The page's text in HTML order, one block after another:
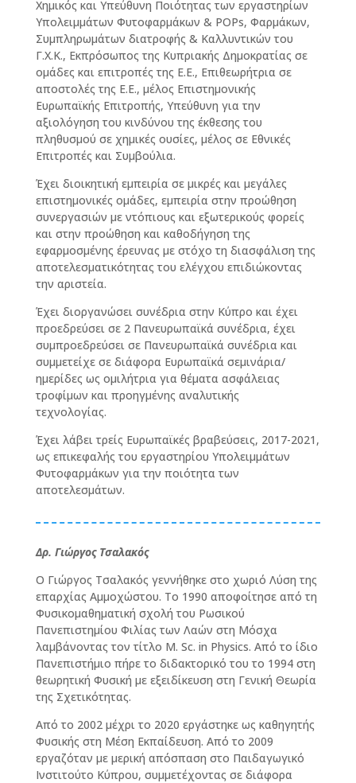
Χημικός και Υπεύθυνη Ποιότητας των εργαστηρίων
Υπολειμμάτων Φυτοφαρμάκων & POPs, Φαρμάκων,
Συμπληρωμάτων διατροφής & Καλλυντικών του
Γ.Χ.Κ., Εκπρόσωπος της Κυπριακής Δημοκρατίας σε
ομάδες και επιτροπές της E.E., Επιθεωρήτρια σε
αποστολές της Ε.Ε., μέλος Επιστημονικής
Ευρωπαϊκής Επιτροπής, Υπεύθυνη για την
αξιολόγηση του κινδύνου της έκθεσης του
πληθυσμού σε χημικές ουσίες, μέλος σε Εθνικές
Επιτροπές και Συμβούλια.
Έχει διοικητική εμπειρία σε μικρές και μεγάλες
επιστημονικές ομάδες, εμπειρία στην προώθηση
συνεργασιών με ντόπιους και εξωτερικούς φορείς
και στην προώθηση και καθοδήγηση της
εφαρμοσμένης έρευνας με στόχο τη διασφάλιση της
αποτελεσματικότητας του ελέγχου επιδιώκοντας
την αριστεία.
Έχει διοργανώσει συνέδρια στην Κύπρο και έχει
προεδρεύσει σε 2 Πανευρωπαϊκά συνέδρια, έχει
συμπροεδρεύσει σε Πανευρωπαϊκά συνέδρια και
συμμετείχε σε διάφορα Ευρωπαϊκά σεμινάρια/
ημερίδες ως ομιλήτρια για θέματα ασφάλειας
τροφίμων και προηγμένης αναλυτικής
τεχνολογίας.
Έχει λάβει τρείς Ευρωπαϊκές βραβεύσεις, 2017-2021,
ως επικεφαλής του εργαστηρίου Υπολειμμάτων
Φυτοφαρμάκων για την ποιότητα των
αποτελεσμάτων.
Δρ. Γιώργος Τσαλακός
Ο Γιώργος Τσαλακός γεννήθηκε στο χωριό Λύση της
επαρχίας Αμμοχώστου. Το 1990 αποφοίτησε από τη
Φυσικομαθηματική σχολή του Ρωσικού
Πανεπιστημίου Φιλίας των Λαών στη Μόσχα
λαμβάνοντας τον τίτλο M. Sc. in Physics. Από το ίδιο
Πανεπιστήμιο πήρε το διδακτορικό του το 1994 στη
θεωρητική Φυσική με εξειδίκευση στη Γενική Θεωρία
της Σχετικότητας.
Από το 2002 μέχρι το 2020 εργάστηκε ως καθηγητής
Φυσικής στη Μέση Εκπαίδευση. Από το 2009
εργαζόταν με μερική απόσπαση στο Παιδαγωγικό
Ινστιτούτο Κύπρου, συμμετέχοντας σε διάφορα